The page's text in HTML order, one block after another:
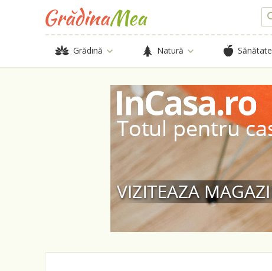
Grădină Natură Sănătate